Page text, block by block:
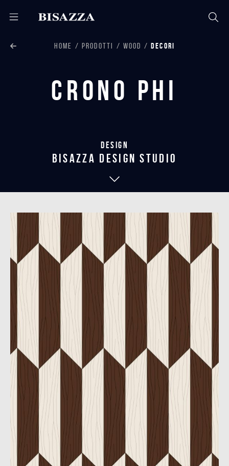
HOME PRODOTTI WOOD DECORI
Crono Phi
Design
bisazza design studio